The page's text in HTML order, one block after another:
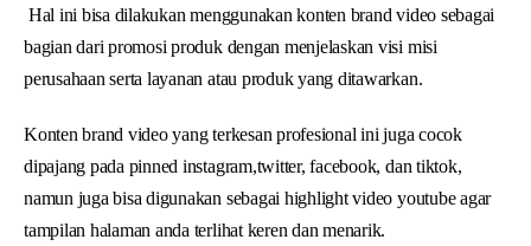
Hal ini bisa dilakukan menggunakan konten brand video sebagai
bagian dari promosi produk dengan menjelaskan visi misi
perusahaan serta layanan atau produk yang ditawarkan.
Konten brand video yang terkesan profesional ini juga cocok
dipajang pada pinned instagram,twitter, facebook, dan tiktok,
namun juga bisa digunakan sebagai highlight video youtube agar
tampilan halaman anda terlihat keren dan menarik.